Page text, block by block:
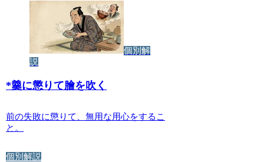
個別解
説
*羹に懲りて膾を吹く
前の失敗に懲りて、無用な用心をするこ
と。
個別解説